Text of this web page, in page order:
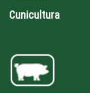
Cunicultura